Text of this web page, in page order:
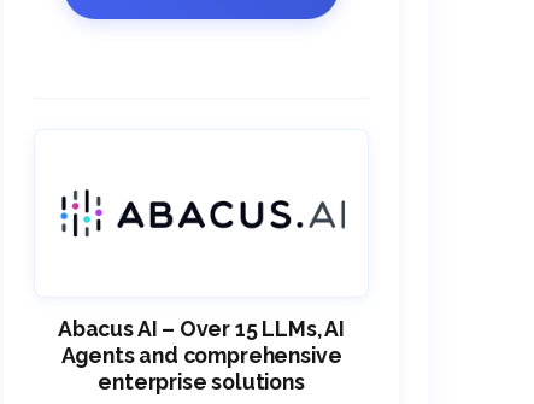
Abacus AI – Over 15 LLMs, AI
Agents and comprehensive
enterprise solutions